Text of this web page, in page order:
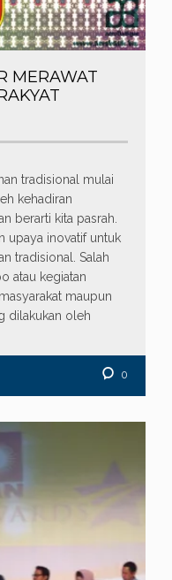
MERAWAT
tradisional mulai
kehadiran
berarti kita pasrah.
upaya inovatif untuk
tradisional. Salah
atau kegiatan
maupun
dilakukan oleh
0